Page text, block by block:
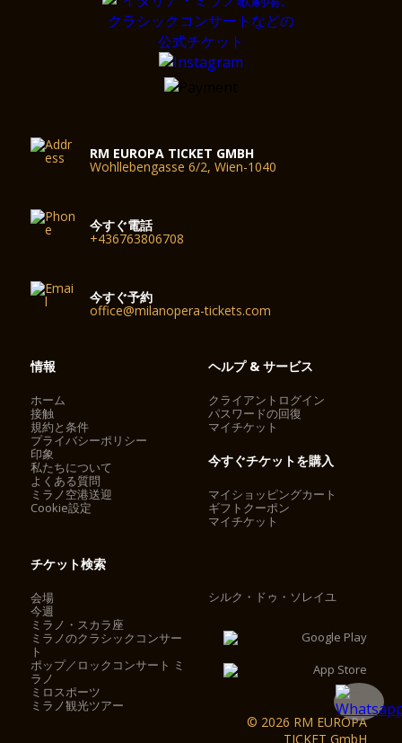
RM EUROPA TICKET GMBH
Wohllebengasse 6/2, Wien-1040
今すぐ電話
+436763806708
今すぐ予約
office@milanopera-tickets.com
情報
ホーム
接触
規約と条件
プライバシーポリシー
印象
私たちについて
よくある質問
ミラノ空港送迎
Cookie設定
ヘルプ & サービス
クライアントログイン
パスワードの回復
マイチケット
今すぐチケットを購入
マイショッピングカート
ギフトクーポン
マイチケット
チケット検索
会場
今週
ミラノ・スカラ座
ミラノのクラシックコンサー
ト
ポップ／ロックコンサート ミ
ラノ
ミロスポーツ
ミラノ観光ツアー
シルク・ドゥ・ソレイユ
© 2026 RM EUROPA
TICKET GmbH